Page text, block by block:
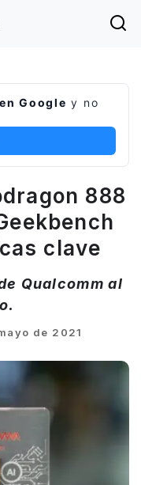
Google y no
888
clave
Qualcomm al
de 2021